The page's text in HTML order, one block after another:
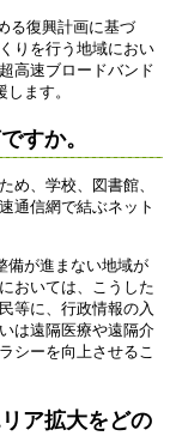
る復興計画に基づ
りを行う地域におい
高速ブロードバンド
ます。
すか。
め、学校、図書館、
通信網で結ぶネット
備が進まない地域が
おいては、こうした
等に、行政情報の入
は遠隔医療や遠隔介
シーを向上させるこ
ア拡大をどの